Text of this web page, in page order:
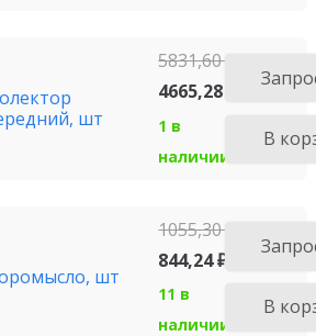
шт
5831,60₽
4665,28
1 в
наличии
В
шт
1055,30
844,24₽
11 в
наличии
В